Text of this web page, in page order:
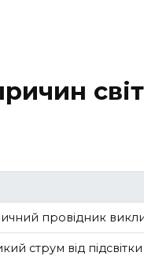
провідник
струм від